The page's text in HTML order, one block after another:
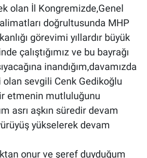
olan İl Kongremizde,Genel
doğrultusunda MHP
görevimi yıllardır büyük
çalıştığımız ve bu bayrağı
inandığım,davamızda
sevgili Cenk Gedikoğlu
etmenin mutluluğunu
asrı aşkın süredir devam
yükselerek devam
onur ve şeref duyduğum